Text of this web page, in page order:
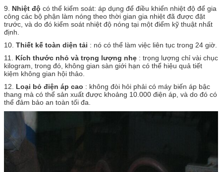
9. Nhiệt độ có thể kiểm soát: áp dụng để điều khiển nhiệt độ để gia
công các bộ phận làm nóng theo thời gian gia nhiệt đã được đặt
trước, và do đó kiểm soát nhiệt độ nóng tại một điểm kỹ thuật nhất
định.
10. Thiết kế toàn diện tải : nó có thể làm việc liên tục trong 24 giờ.
11. Kích thước nhỏ và trọng lượng nhẹ : trọng lượng chỉ vài chục
kilogram, trong đó, không gian sàn giới hạn có thể hiệu quả tiết
kiệm không gian hội thảo.
12. Loại bỏ điện áp cao : không đòi hỏi phải có máy biến áp bậc
thang mà có thể sản xuất được khoảng 10.000 điện áp, và do đó có
thể đảm bảo an toàn tối đa.